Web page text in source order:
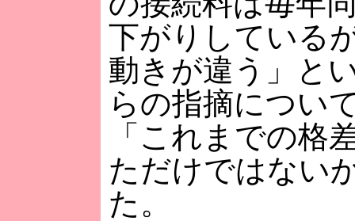
下がりしている
動きが違う」と
らの指摘につい
「これまでの格
ただけではない
た。